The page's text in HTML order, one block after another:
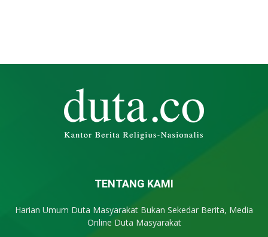
TENTANG KAMI
Harian Umum Duta Masyarakat Bukan Sekedar Berita, Media
Online Duta Masyarakat